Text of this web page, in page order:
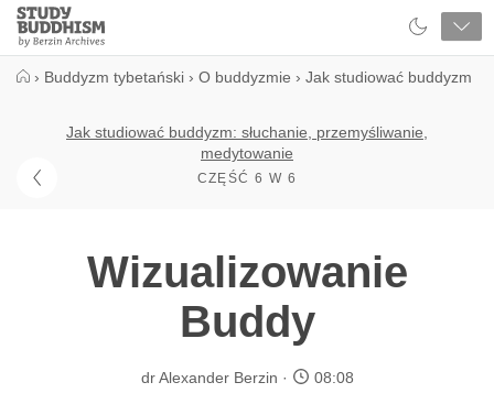
Close
Study
Buddhism
› Buddyzm tybetański › O buddyzmie › Jak studiować buddyzm
Jak studiować buddyzm: słuchanie, przemyśliwanie,
medytowanie
CZĘŚĆ 6 W 6
Wizualizowanie
Buddy
dr Alexander Berzin 08:08